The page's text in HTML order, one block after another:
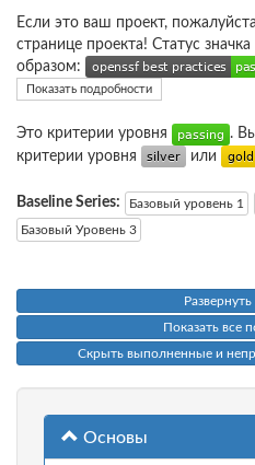
Если это ваш проект,
странице проекта! Статус
образом:
Показать подробности
Это критерии уровня
.
критерии уровня
или
Baseline Series: Базовый уровень 1
Базовый Уровень 3
Показать все
Скрыть выполненные и
Основы